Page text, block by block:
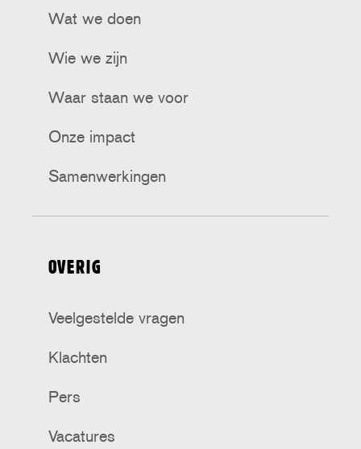
Wat we doen
Wie we zijn
Waar staan we voor
Onze impact
Samenwerkingen
OVERIG
Veelgestelde vragen
Klachten
Pers
Vacatures